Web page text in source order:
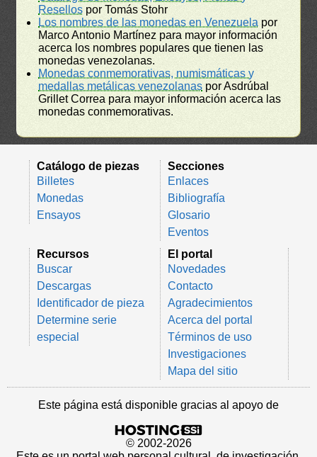
Resellos por Tomás Stohr
Los nombres de las monedas en Venezuela por
Marco Antonio Martínez para mayor información
acerca los nombres populares que tienen las
monedas venezolanas.
Monedas conmemorativas, numismáticas y
medallas metálicas venezolanas por Asdrúbal
Grillet Correa para mayor información acerca las
monedas conmemorativas.
Catálogo de piezas
Billetes
Monedas
Ensayos
Secciones
Enlaces
Bibliografía
Glosario
Eventos
Recursos
Buscar
Descargas
Identificador de pieza
Determine serie
especial
El portal
Novedades
Contacto
Agradecimientos
Acerca del portal
Términos de uso
Investigaciones
Mapa del sitio
Este página está disponible gracias al apoyo de
© 2002-2026